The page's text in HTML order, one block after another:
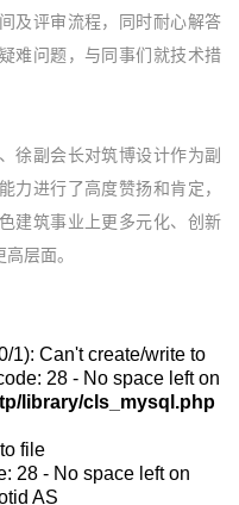
及评审流程，同时耐心解答
难问题，与同事们就技术措
徐副会长对筑博设计作为副
力进行了高度赞扬和肯定，
建筑事业上更多元化、创新
层面。
1): Can't create/write to
28 - No space left on
library/cls_mysql.php
file
28 - No space left on
AS